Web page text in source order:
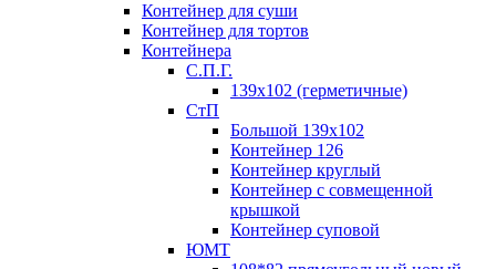
Контейнер для суши
Контейнер для тортов
Контейнера
С.П.Г.
139х102 (герметичные)
СтП
Большой 139х102
Контейнер 126
Контейнер круглый
Контейнер с совмещенной
крышкой
Контейнер суповой
ЮМТ